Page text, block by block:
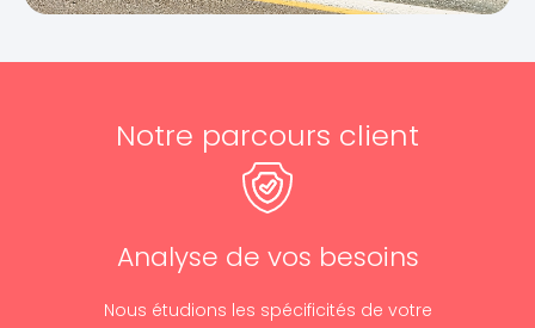
Notre parcours client
Analyse de vos besoins
Nous étudions les spécificités de votre